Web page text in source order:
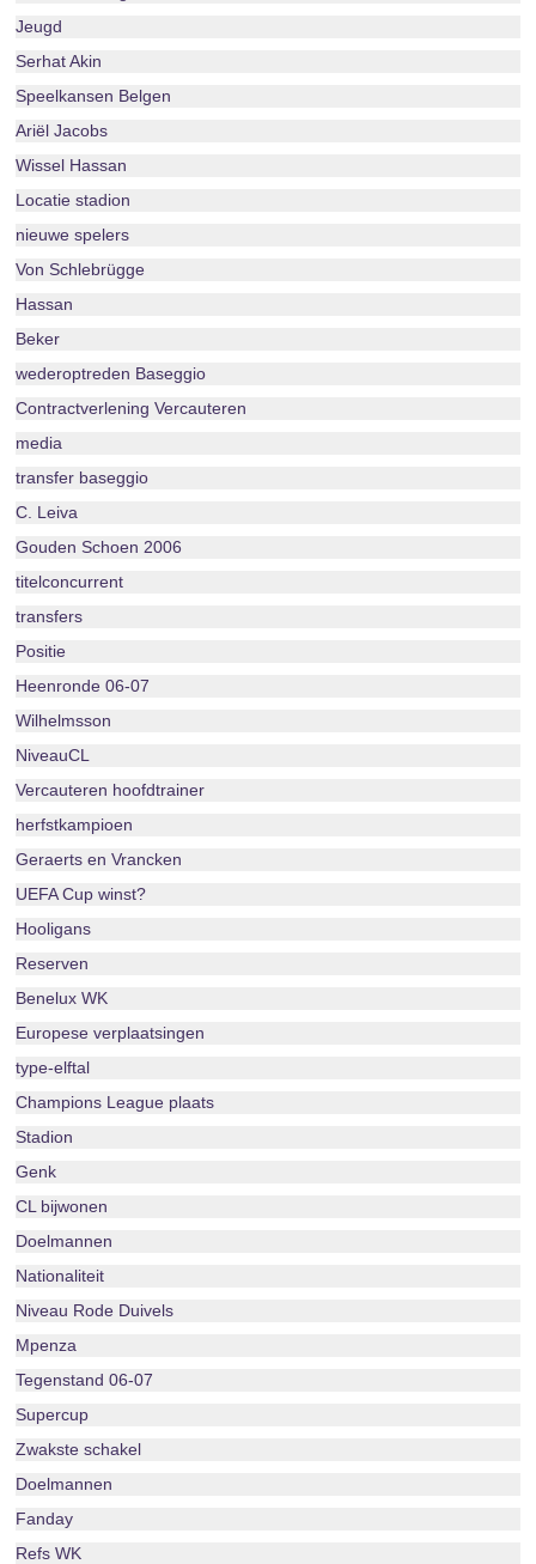
Jeugd
Serhat Akin
Speelkansen Belgen
Ariël Jacobs
Wissel Hassan
Locatie stadion
nieuwe spelers
Von Schlebrügge
Hassan
Beker
wederoptreden Baseggio
Contractverlening Vercauteren
media
transfer baseggio
C. Leiva
Gouden Schoen 2006
titelconcurrent
transfers
Positie
Heenronde 06-07
Wilhelmsson
NiveauCL
Vercauteren hoofdtrainer
herfstkampioen
Geraerts en Vrancken
UEFA Cup winst?
Hooligans
Reserven
Benelux WK
Europese verplaatsingen
type-elftal
Champions League plaats
Stadion
Genk
CL bijwonen
Doelmannen
Nationaliteit
Niveau Rode Duivels
Mpenza
Tegenstand 06-07
Supercup
Zwakste schakel
Doelmannen
Fanday
Refs WK